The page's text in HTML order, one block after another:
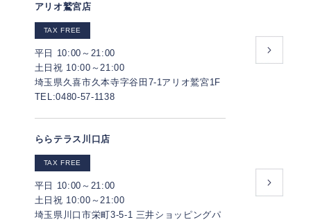
アリオ鷲宮店
TAX FREE
平日 10:00～21:00
土日祝 10:00～21:00
埼玉県久喜市久本寺字谷田7-1アリオ鷲宮1F
TEL:0480-57-1138
ららテラス川口店
TAX FREE
平日 10:00～21:00
土日祝 10:00～21:00
埼玉県川口市栄町3-5-1 三井ショッピングパ